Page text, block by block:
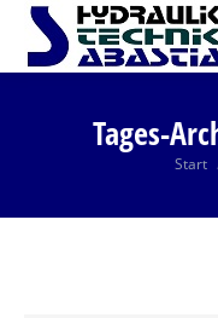
Tages-
Sie
Start